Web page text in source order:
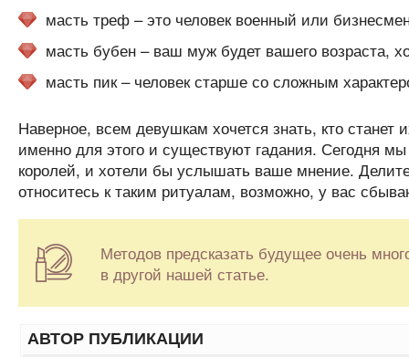
масть треф – это человек военный или
масть бубен – ваш муж будет вашего возраста,
масть пик – человек старше со сложным
Наверное, всем девушкам хочется знать, кто
именно для этого и существуют гадания. Сегодня
королей, и хотели бы услышать ваше мнение.
относитесь к таким ритуалам, возможно, у вас
Методов предсказать будущее очень
в другой нашей статье.
АВТОР ПУБЛИКАЦИИ